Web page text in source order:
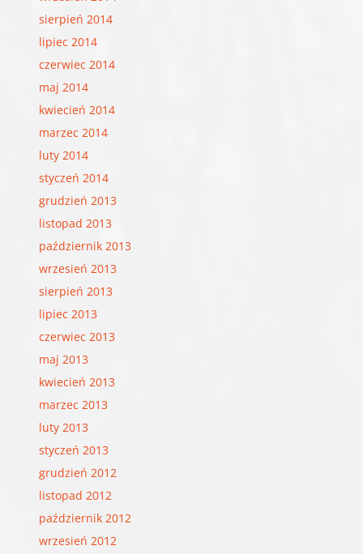
sierpień 2014
lipiec 2014
czerwiec 2014
maj 2014
kwiecień 2014
marzec 2014
luty 2014
styczeń 2014
grudzień 2013
listopad 2013
październik 2013
wrzesień 2013
sierpień 2013
lipiec 2013
czerwiec 2013
maj 2013
kwiecień 2013
marzec 2013
luty 2013
styczeń 2013
grudzień 2012
listopad 2012
październik 2012
wrzesień 2012